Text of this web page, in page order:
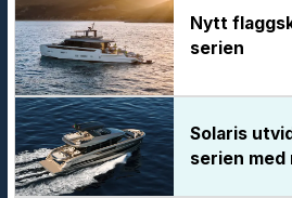
Nytt
serien
Solaris
serien